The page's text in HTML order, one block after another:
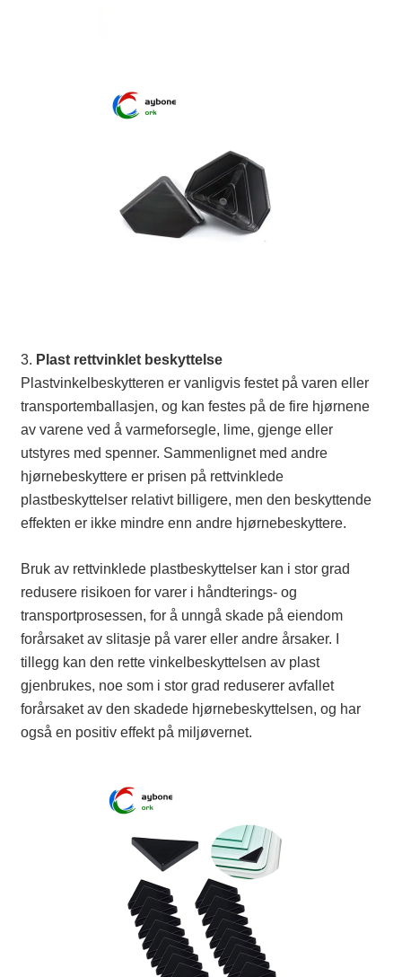
3. Plast rettvinklet beskyttelse
Plastvinkelbeskytteren er vanligvis festet på varen eller
transportemballasjen, og kan festes på de fire hjørnene
av varene ved å varmeforsegle, lime, gjenge eller
utstyres med spenner. Sammenlignet med andre
hjørnebeskyttere er prisen på rettvinklede
plastbeskyttelser relativt billigere, men den beskyttende
effekten er ikke mindre enn andre hjørnebeskyttere.
Bruk av rettvinklede plastbeskyttelser kan i stor grad
redusere risikoen for varer i håndterings- og
transportprosessen, for å unngå skade på eiendom
forårsaket av slitasje på varer eller andre årsaker. I
tillegg kan den rette vinkelbeskyttelsen av plast
gjenbrukes, noe som i stor grad reduserer avfallet
forårsaket av den skadede hjørnebeskyttelsen, og har
også en positiv effekt på miljøvernet.